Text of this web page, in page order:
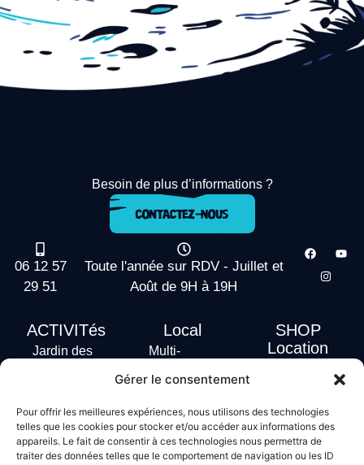
Gérer le consentement
Pour offrir les meilleures expériences, nous utilisons des technologies
telles que les cookies pour stocker et/ou accéder aux informations des
appareils. Le fait de consentir à ces technologies nous permettra de
traiter des données telles que le comportement de navigation ou les ID
Besoin de plus d’informations ?
06 12 57
29 51
Toute l'année sur RDV - Juillet et
Août de 9H à 19H
ACTIVITés
Jardin des
Stand Up
Paddle
Bodyboard
Local
Multi-
Hébergement
SHOP
Location